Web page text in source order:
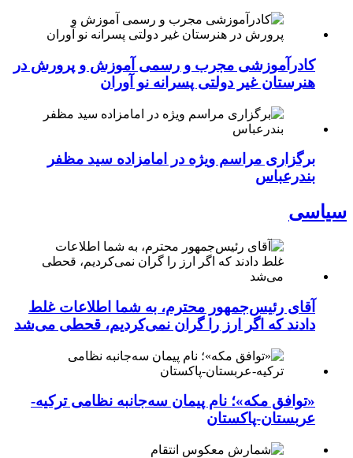
کادرآموزشی مجرب و رسمی آموزش و پرورش در
هنرستان غیر دولتی پسرانه نو آوران
برگزاری مراسم ویژه در امامزاده سید مظفر
بندرعباس
سیاسی
آقای رئیس‌جمهور محترم، به شما اطلاعات غلط
دادند که اگر ارز را گران نمی‌کردیم، قحطی می‌شد
«توافق مکه»؛ نام پیمان سه‌جانبه نظامی ترکیه-
عربستان-پاکستان